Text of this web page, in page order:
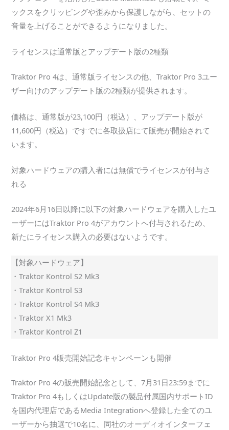
ックスをクリッピングや歪みから保護しながら、セットの
音量を上げることができるようになりました。
ライセンスは通常版とアップデート版の2種類
Traktor Pro 4は、通常版ライセンスの他、Traktor Pro 3ユー
ザー向けのアップデート版の2種類が提供されます。
価格は、通常版が23,100円（税込）、アップデート版が
11,600円（税込）ですでに各取扱店にて販売が開始されて
います。
対象ハードウェアの購入者には無償でライセンスが付与さ
れる
2024年6月16日以降に以下の対象ハードウェアを購入したユ
ーザーにはTraktor Pro 4がアカウントへ付与されるため、
新たにライセンス購入の必要はないようです。
【対象ハードウェア】
・Traktor Kontrol S2 Mk3
・Traktor Kontrol S3
・Traktor Kontrol S4 Mk3
・Traktor X1 Mk3
・Traktor Kontrol Z1
Traktor Pro 4販売開始記念キャンペーンも開催
Traktor Pro 4の販売開始記念として、7月31日23:59までに
Traktor Pro 4もしくはUpdate版の製品付属国内サポートID
を国内代理店であるMedia Integrationへ登録した全てのユ
ーザーから抽選で10名に、同社のオーディオインターフェ